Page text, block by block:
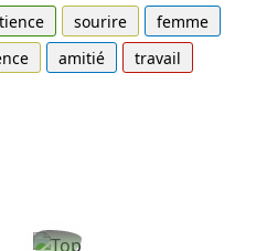
sourire
femme
amitié
travail